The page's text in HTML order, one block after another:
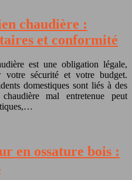
chaudière :
et conformité
est une obligation légale,
votre sécurité et votre budget.
domestiques sont liés à des
mal entretenue peut
en ossature bois :